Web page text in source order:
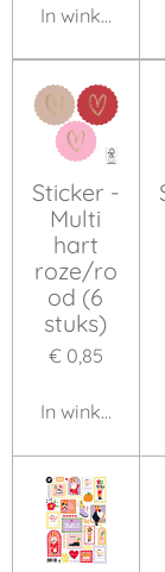
In
Sticker -
Multi
hart
roze/ro
od (6
stuks)
€ 0,85
In